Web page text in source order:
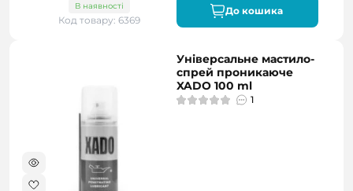
В наявності
Код товару: 6369
До кошика
Універсальне мастило-
спрей проникаюче
XADO 100 ml
1